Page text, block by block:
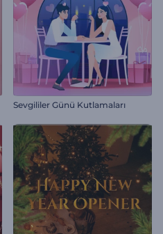
Sevgililer Günü Kutlamaları